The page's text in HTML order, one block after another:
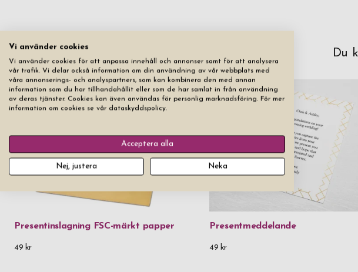
Du
Presentinslagning FSC-märkt papper
49 kr
Presentmeddelande
49 kr
Vi använder cookies
Vi använder cookies för att anpassa innehåll och annonser samt för att analysera
vår trafik. Vi delar också information om din användning av vår webbplats med
våra annonserings- och analyspartners, som kan kombinera den med annan
information som du har tillhandahållit eller som de har samlat in från användning
av deras tjänster. Cookies kan även användas för personlig marknadsföring. För mer
information om cookies se vår dataskyddspolicy.
Acceptera alla
Nej, justera Neka